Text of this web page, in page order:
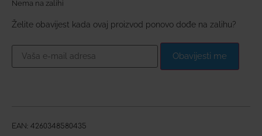
Nema na zalihi
Želite obavijest kada ovaj proizvod ponovo dođe na zalihu?
Obavijesti me
EAN: 4260348580435